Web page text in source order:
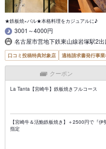
★鉄板焼×バル★本格料理をカジュアルに♪
3001～4000円
名古屋市営地下鉄東山線岩塚駅2
口コミ投稿特典対象店 適格請求書発行事
クーポン
La Tanta【宮崎牛】鉄板焼きフルコース
【宮崎牛＆活鮑鉄板焼き】＋2500円で『
指定